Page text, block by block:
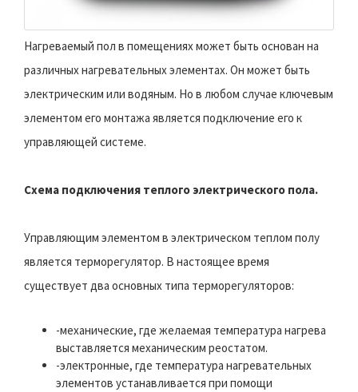
Нагреваемый пол в помещениях может быть основан на
различных нагревательных элементах. Он может быть
электрическим или водяным. Но в любом случае ключевым
элементом его монтажа является подключение его к
управляющей системе.
Схема подключения теплого электрического пола.
Управляющим элементом в электрическом теплом полу
является терморегулятор. В настоящее время
существует два основных типа терморегуляторов:
-механические, где желаемая температура нагрева
выставляется механическим реостатом.
-электронные, где температура нагревательных
элементов устанавливается при помощи